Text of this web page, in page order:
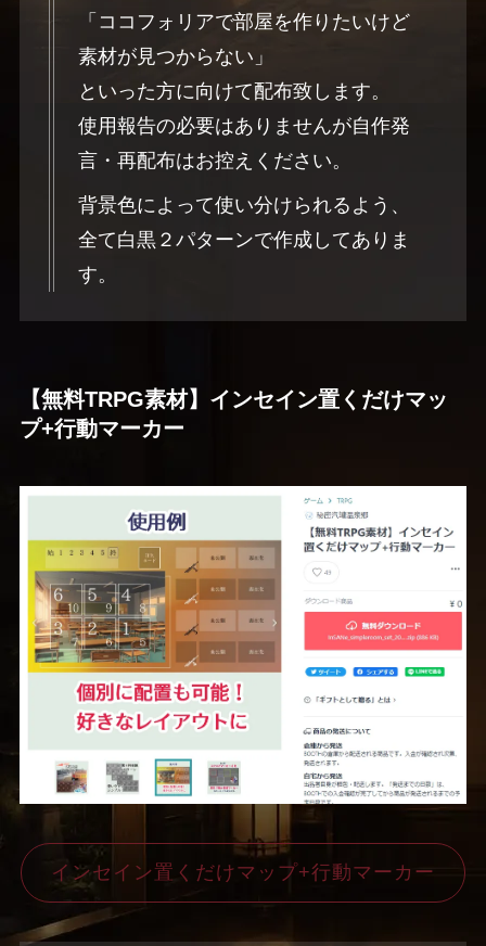
「ココフォリアで部屋を作りたいけど
素材が見つからない」
といった方に向けて配布致します。
使用報告の必要はありませんが自作発
言・再配布はお控えください。
背景色によって使い分けられるよう、
全て白黒２パターンで作成してありま
す。
【無料TRPG素材】インセイン置くだけマッ
プ+行動マーカー
インセイン置くだけマップ+行動マーカー